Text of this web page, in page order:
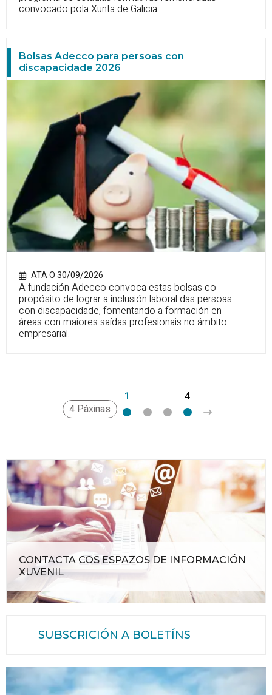
convocado pola Xunta de Galicia.
Bolsas Adecco para persoas con
discapacidade 2026
ATA O 30/09/2026
A fundación Adecco convoca estas bolsas co
propósito de lograr a inclusión laboral das persoas
con discapacidade, fomentando a formación en
áreas con maiores saídas profesionais no ámbito
empresarial.
4 Páxinas
1 4
CONTACTA COS ESPAZOS DE INFORMACIÓN
XUVENIL
SUBSCRICIÓN A BOLETÍNS